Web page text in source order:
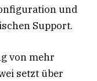
und
Support.
von mehr
setzt über